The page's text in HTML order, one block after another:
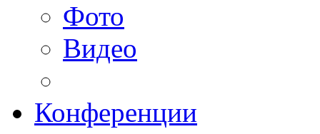
Фото
Видео
Конференции